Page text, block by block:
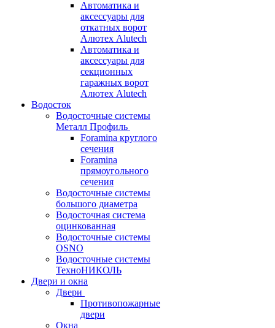
Автоматика и
аксессуары для
откатных ворот
Алютех Alutech
Автоматика и
аксессуары для
секционных
гаражных ворот
Алютех Alutech
Водосток
Водосточные системы
Металл Профиль
Foramina круглого
сечения
Foramina
прямоугольного
сечения
Водосточные системы
большого диаметра
Водосточная система
оцинкованная
Водосточные системы
OSNO
Водосточные системы
ТехноНИКОЛЬ
Двери и окна
Двери
Противопожарные
двери
Окна